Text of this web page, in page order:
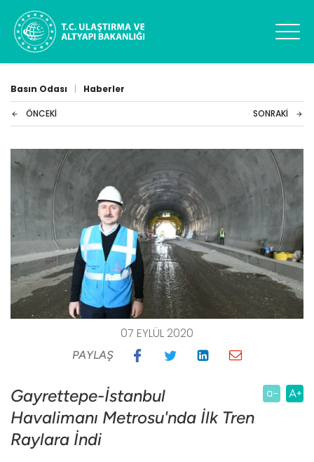
Basın Odası | Haberler
ÖNCEKI SONRAKI
07 EYLÜL 2020
PAYLAŞ
Gayrettepe-İstanbul
Havalimanı Metrosu'nda İlk Tren
Raylara İndi